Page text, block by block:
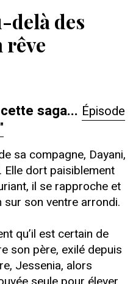
delà des
rêve
saga... Épisode
sa compagne, Dayani,
Elle dort paisiblement
il se rapproche et
son ventre arrondi.
qu’il est certain de
son père, exilé depuis
Jessenia, alors